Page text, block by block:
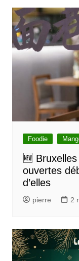
Foodie
🆕
ouvertes
d’elles
pierre 2